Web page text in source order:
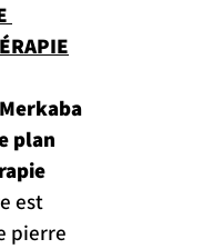
plan
est
pierre